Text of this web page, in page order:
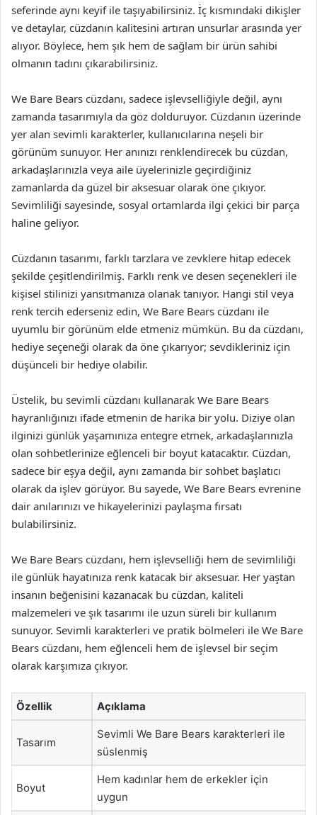
seferinde aynı keyif ile taşıyabilirsiniz. İç kısmındaki dikişler
ve detaylar, cüzdanın kalitesini artıran unsurlar arasında yer
alıyor. Böylece, hem şık hem de sağlam bir ürün sahibi
olmanın tadını çıkarabilirsiniz.
We Bare Bears cüzdanı, sadece işlevselliğiyle değil, aynı
zamanda tasarımıyla da göz dolduruyor. Cüzdanın üzerinde
yer alan sevimli karakterler, kullanıcılarına neşeli bir
görünüm sunuyor. Her anınızı renklendirecek bu cüzdan,
arkadaşlarınızla veya aile üyelerinizle geçirdiğiniz
zamanlarda da güzel bir aksesuar olarak öne çıkıyor.
Sevimliliği sayesinde, sosyal ortamlarda ilgi çekici bir parça
haline geliyor.
Cüzdanın tasarımı, farklı tarzlara ve zevklere hitap edecek
şekilde çeşitlendirilmiş. Farklı renk ve desen seçenekleri ile
kişisel stilinizi yansıtmanıza olanak tanıyor. Hangi stil veya
renk tercih ederseniz edin, We Bare Bears cüzdanı ile
uyumlu bir görünüm elde etmeniz mümkün. Bu da cüzdanı,
hediye seçeneği olarak da öne çıkarıyor; sevdikleriniz için
düşünceli bir hediye olabilir.
Üstelik, bu sevimli cüzdanı kullanarak We Bare Bears
hayranlığınızı ifade etmenin de harika bir yolu. Diziye olan
ilginizi günlük yaşamınıza entegre etmek, arkadaşlarınızla
olan sohbetlerinize eğlenceli bir boyut katacaktır. Cüzdan,
sadece bir eşya değil, aynı zamanda bir sohbet başlatıcı
olarak da işlev görüyor. Bu sayede, We Bare Bears evrenine
dair anılarınızı ve hikayelerinizi paylaşma fırsatı
bulabilirsiniz.
We Bare Bears cüzdanı, hem işlevselliği hem de sevimliliği
ile günlük hayatınıza renk katacak bir aksesuar. Her yaştan
insanın beğenisini kazanacak bu cüzdan, kaliteli
malzemeleri ve şık tasarımı ile uzun süreli bir kullanım
sunuyor. Sevimli karakterleri ve pratik bölmeleri ile We Bare
Bears cüzdanı, hem eğlenceli hem de işlevsel bir seçim
olarak karşımıza çıkıyor.
Özellik Açıklama
Tasarım
Sevimli We Bare Bears karakterleri ile
süslenmiş
Boyut
Hem kadınlar hem de erkekler için
uygun